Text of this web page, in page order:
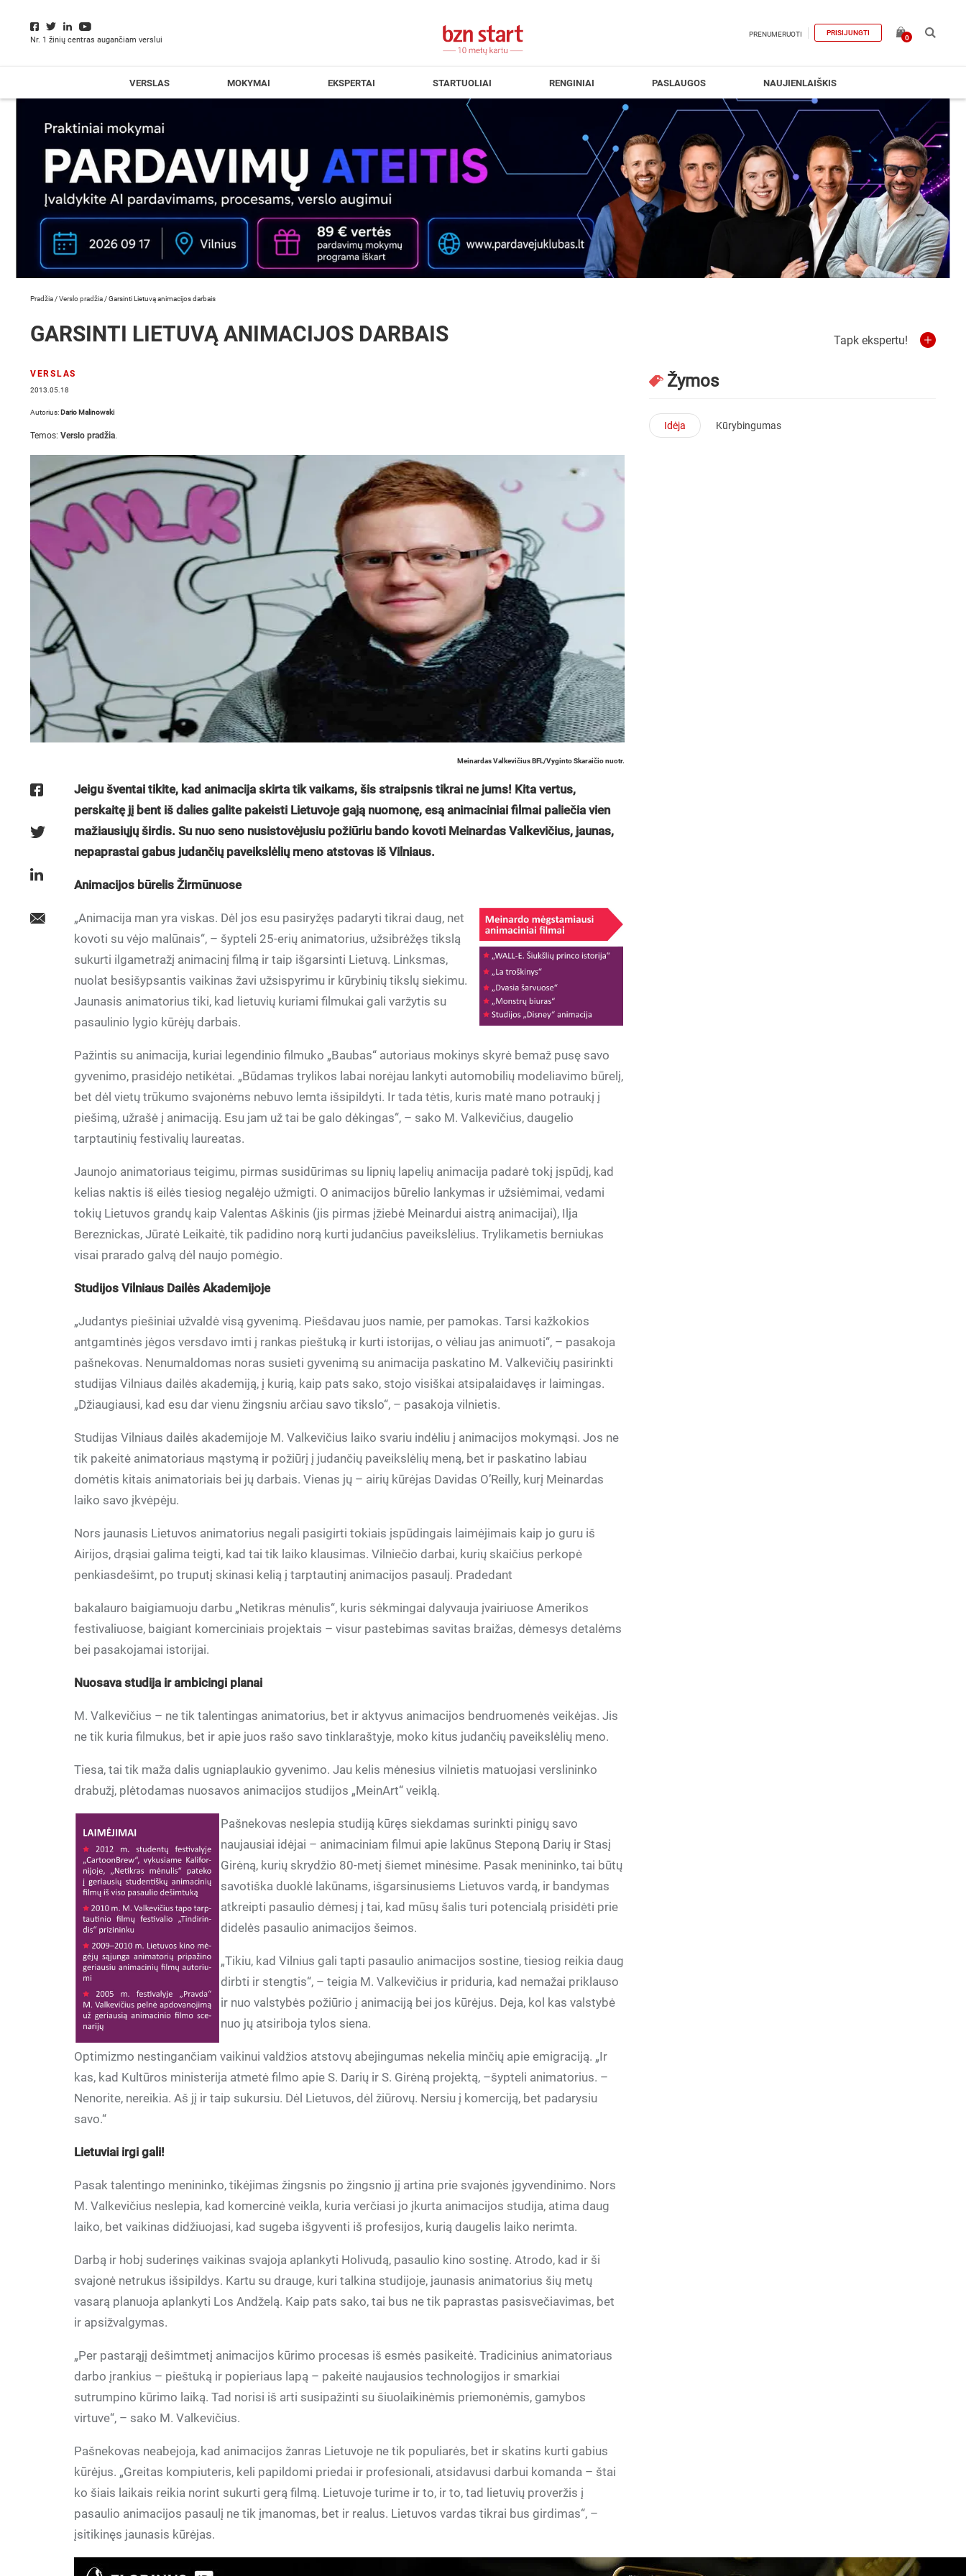
Nr. 1 žinių centras augančiam verslui
PRENUMERUOTI PRISIJUNGTI
0
VERSLAS MOKYMAI EKSPERTAI STARTUOLIAI RENGINIAI PASLAUGOS NAUJIENLAIŠKIS
Pradžia /Verslo pradžia /Garsinti Lietuvą animacijos darbais
GARSINTI LIETUVĄ ANIMACIJOS DARBAIS
VERSLAS
2013.05.18
Autorius: Dario Malinowski
Temos: Verslo pradžia.
Meinardas Valkevičius BFL/Vyginto Skaraičio nuotr.
Jeigu šventai tikite, kad animacija skirta tik vaikams, šis straipsnis tikrai ne jums! Kita vertus,
perskaitę jį bent iš dalies galite pakeisti Lietuvoje gają nuomonę, esą animaciniai filmai paliečia vien
mažiausiųjų širdis. Su nuo seno nusistovėjusiu požiūriu bando kovoti Meinardas Valkevičius, jaunas,
nepaprastai gabus judančių paveikslėlių meno atstovas iš Vilniaus.
Animacijos būrelis Žirmūnuose
„Animacija man yra viskas. Dėl jos esu pasiryžęs padaryti tikrai daug, net
kovoti su vėjo malūnais“, – šypteli 25-erių animatorius, užsibrėžęs tikslą
sukurti ilgametražį animacinį filmą ir taip išgarsinti Lietuvą. Linksmas,
nuolat besišypsantis vaikinas žavi užsispyrimu ir kūrybinių tikslų siekimu.
Jaunasis animatorius tiki, kad lietuvių kuriami filmukai gali varžytis su
pasaulinio lygio kūrėjų darbais.
Pažintis su animacija, kuriai legendinio filmuko „Baubas“ autoriaus mokinys skyrė bemaž pusę savo
gyvenimo, prasidėjo netikėtai. „Būdamas trylikos labai norėjau lankyti automobilių modeliavimo būrelį,
bet dėl vietų trūkumo svajonėms nebuvo lemta išsipildyti. Ir tada tėtis, kuris matė mano potraukį į
piešimą, užrašė į animaciją. Esu jam už tai be galo dėkingas“, – sako M. Valkevičius, daugelio
tarptautinių festivalių laureatas.
Jaunojo animatoriaus teigimu, pirmas susidūrimas su lipnių lapelių animacija padarė tokį įspūdį, kad
kelias naktis iš eilės tiesiog negalėjo užmigti. O animacijos būrelio lankymas ir užsiėmimai, vedami
tokių Lietuvos grandų kaip Valentas Aškinis (jis pirmas įžiebė Meinardui aistrą animacijai), Ilja
Bereznickas, Jūratė Leikaitė, tik padidino norą kurti judančius paveikslėlius. Trylikametis berniukas
visai prarado galvą dėl naujo pomėgio.
Studijos Vilniaus Dailės Akademijoje
„Judantys piešiniai užvaldė visą gyvenimą. Piešdavau juos namie, per pamokas. Tarsi kažkokios
antgamtinės jėgos versdavo imti į rankas pieštuką ir kurti istorijas, o vėliau jas animuoti“, – pasakoja
pašnekovas. Nenumaldomas noras susieti gyvenimą su animacija paskatino M. Valkevičių pasirinkti
studijas Vilniaus dailės akademiją, į kurią, kaip pats sako, stojo visiškai atsipalaidavęs ir laimingas.
„Džiaugiausi, kad esu dar vienu žingsniu arčiau savo tikslo“, – pasakoja vilnietis.
Studijas Vilniaus dailės akademijoje M. Valkevičius laiko svariu indėliu į animacijos mokymąsi. Jos ne
tik pakeitė animatoriaus mąstymą ir požiūrį į judančių paveikslėlių meną, bet ir paskatino labiau
domėtis kitais animatoriais bei jų darbais. Vienas jų – airių kūrėjas Davidas O’Reilly, kurį Meinardas
laiko savo įkvėpėju.
Nors jaunasis Lietuvos animatorius negali pasigirti tokiais įspūdingais laimėjimais kaip jo guru iš
Airijos, drąsiai galima teigti, kad tai tik laiko klausimas. Vilniečio darbai, kurių skaičius perkopė
penkiasdešimt, po truputį skinasi kelią į tarptautinį animacijos pasaulį. Pradedant
bakalauro baigiamuoju darbu „Netikras mėnulis“, kuris sėkmingai dalyvauja įvairiuose Amerikos
festivaliuose, baigiant komerciniais projektais – visur pastebimas savitas braižas, dėmesys detalėms
bei pasakojamai istorijai.
Nuosava studija ir ambicingi planai
M. Valkevičius – ne tik talentingas animatorius, bet ir aktyvus animacijos bendruomenės veikėjas. Jis
ne tik kuria filmukus, bet ir apie juos rašo savo tinklaraštyje, moko kitus judančių paveikslėlių meno.
Tiesa, tai tik maža dalis ugniaplaukio gyvenimo. Jau kelis mėnesius vilnietis matuojasi verslininko
drabužį, plėtodamas nuosavos animacijos studijos „MeinArt“ veiklą.
Pašnekovas neslepia studiją kūręs siekdamas surinkti pinigų savo
naujausiai idėjai – animaciniam filmui apie lakūnus Steponą Darių ir Stasį
Girėną, kurių skrydžio 80-metį šiemet minėsime. Pasak menininko, tai būtų
savotiška duoklė lakūnams, išgarsinusiems Lietuvos vardą, ir bandymas
atkreipti pasaulio dėmesį į tai, kad mūsų šalis turi potencialą prisidėti prie
didelės pasaulio animacijos šeimos.
„Tikiu, kad Vilnius gali tapti pasaulio animacijos sostine, tiesiog reikia daug
dirbti ir stengtis“, – teigia M. Valkevičius ir priduria, kad nemažai priklauso
ir nuo valstybės požiūrio į animaciją bei jos kūrėjus. Deja, kol kas valstybė
nuo jų atsiriboja tylos siena.
Optimizmo nestingančiam vaikinui valdžios atstovų abejingumas nekelia minčių apie emigraciją. „Ir
kas, kad Kultūros ministerija atmetė filmo apie S. Darių ir S. Girėną projektą, –šypteli animatorius. –
Nenorite, nereikia. Aš jį ir taip sukursiu. Dėl Lietuvos, dėl žiūrovų. Nersiu į komerciją, bet padarysiu
savo.“
Lietuviai irgi gali!
Pasak talentingo menininko, tikėjimas žingsnis po žingsnio jį artina prie svajonės įgyvendinimo. Nors
M. Valkevičius neslepia, kad komercinė veikla, kuria verčiasi jo įkurta animacijos studija, atima daug
laiko, bet vaikinas didžiuojasi, kad sugeba išgyventi iš profesijos, kurią daugelis laiko nerimta.
Darbą ir hobį suderinęs vaikinas svajoja aplankyti Holivudą, pasaulio kino sostinę. Atrodo, kad ir ši
svajonė netrukus išsipildys. Kartu su drauge, kuri talkina studijoje, jaunasis animatorius šių metų
vasarą planuoja aplankyti Los Andželą. Kaip pats sako, tai bus ne tik paprastas pasisvečiavimas, bet
ir apsižvalgymas.
„Per pastarąjį dešimtmetį animacijos kūrimo procesas iš esmės pasikeitė. Tradicinius animatoriaus
darbo įrankius – pieštuką ir popieriaus lapą – pakeitė naujausios technologijos ir smarkiai
sutrumpino kūrimo laiką. Tad norisi iš arti susipažinti su šiuolaikinėmis priemonėmis, gamybos
virtuve“, – sako M. Valkevičius.
Pašnekovas neabejoja, kad animacijos žanras Lietuvoje ne tik populiarės, bet ir skatins kurti gabius
kūrėjus. „Greitas kompiuteris, keli papildomi priedai ir profesionali, atsidavusi darbui komanda – štai
ko šiais laikais reikia norint sukurti gerą filmą. Lietuvoje turime ir to, ir to, tad lietuvių proveržis į
pasaulio animacijos pasaulį ne tik įmanomas, bet ir realus. Lietuvos vardas tikrai bus girdimas“, –
įsitikinęs jaunasis kūrėjas.
Tapk ekspertu!
Žymos
Idėja Kūrybingumas